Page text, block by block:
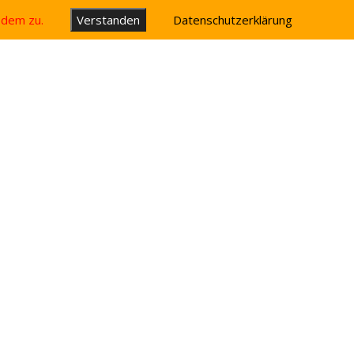
zu. Verstanden Datenschutzerklärung